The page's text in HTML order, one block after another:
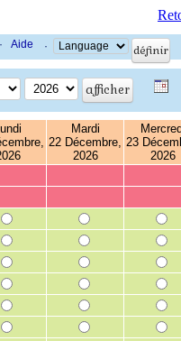
· Aide ·
Mardi
22 Décembre,
2026
23
2026